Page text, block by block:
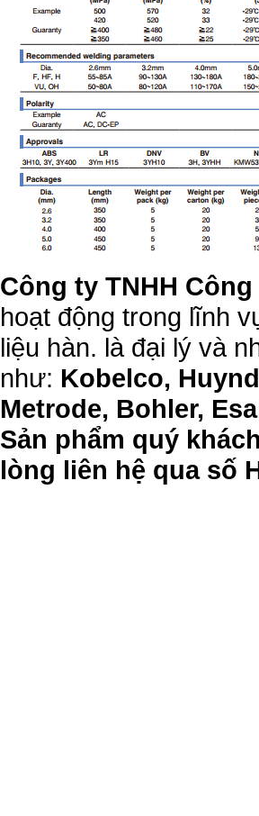
Công ty TNHH
hoạt động trong lĩnh
liệu hàn. là đại lý và
như: Kobelco,
Metrode, Bohler,
Sản phẩm quý
lòng liên hệ qua số